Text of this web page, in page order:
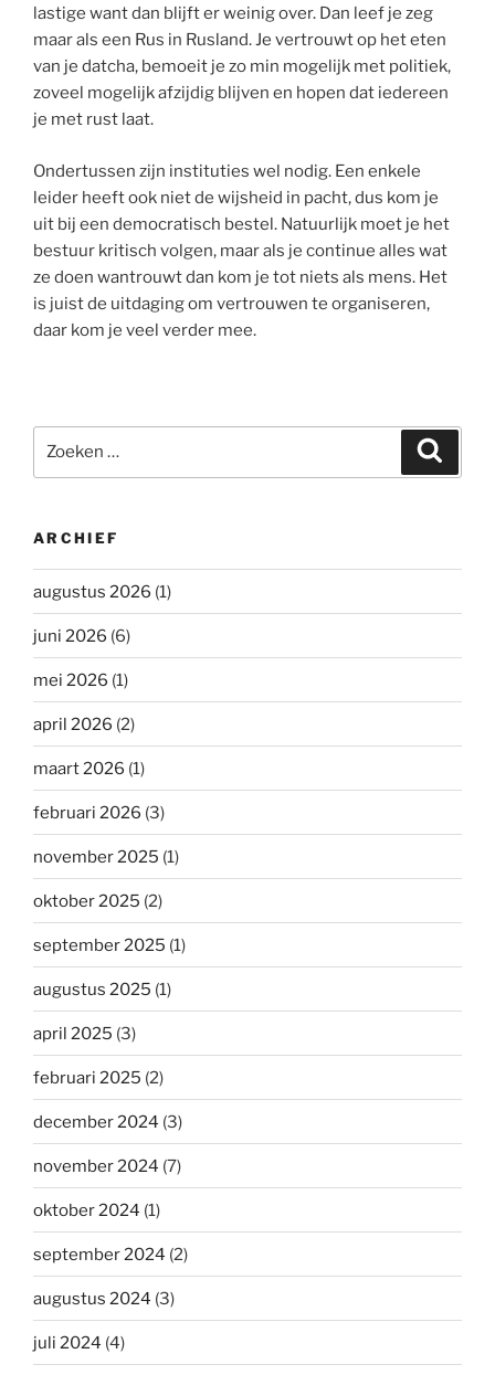
lastige want dan blijft er weinig over. Dan leef je zeg
maar als een Rus in Rusland. Je vertrouwt op het eten
van je datcha, bemoeit je zo min mogelijk met politiek,
zoveel mogelijk afzijdig blijven en hopen dat iedereen
je met rust laat.
Ondertussen zijn instituties wel nodig. Een enkele
leider heeft ook niet de wijsheid in pacht, dus kom je
uit bij een democratisch bestel. Natuurlijk moet je het
bestuur kritisch volgen, maar als je continue alles wat
ze doen wantrouwt dan kom je tot niets als mens. Het
is juist de uitdaging om vertrouwen te organiseren,
daar kom je veel verder mee.
naar:
ARCHIEF
augustus 2026 (1)
juni 2026 (6)
mei 2026 (1)
april 2026 (2)
maart 2026 (1)
februari 2026 (3)
november 2025 (1)
oktober 2025 (2)
september 2025 (1)
augustus 2025 (1)
april 2025 (3)
februari 2025 (2)
december 2024 (3)
november 2024 (7)
oktober 2024 (1)
september 2024 (2)
augustus 2024 (3)
juli 2024 (4)